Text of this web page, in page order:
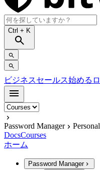
Ctrl + K
ビジネスセールス始める
Password Manager
Personal
DocsCourses
ホーム
Password Manager